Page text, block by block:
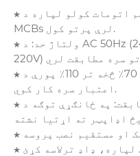
★ موخه: د بیړني بند یا سیسټم اتومات کولو لپاره د
MCBs لرې پرتو کول.
★ ولتاژ حد: د AC 50Hz (24V څخه 400V) او DC (24V څخه
★ اعتبار: د ټاکل شوي ولتاژ له 70٪ څخه تر 110٪ پورې د
اعتبار سره کار کوي.
★ مطابقت: په ځانګړې توګه د DAB7-63 MCBs لپاره
★ زموږ سپارښتنه: د غوره فعالیت لپاره، ډاډ ترلاسه کړئ